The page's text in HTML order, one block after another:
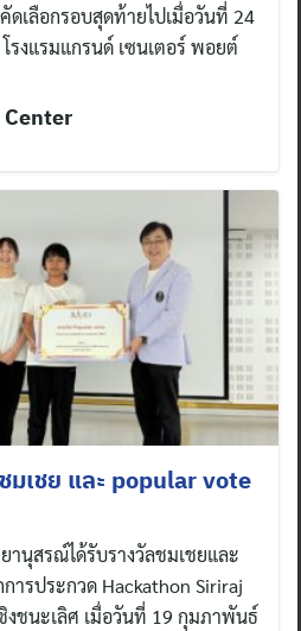
ดเลือกรอบสุดท้ายไปเมื่อวันที่ 24
งแรมแกรนด์ เซนเตอร์ พอยต์
มเชย และ popular vote
านุสรณ์ได้รับรางวัลชมเชยและ
ารประกวด Hackathon Siriraj
งชนะเลิศ เมื่อวันที่ 19 กุมภาพันธ์